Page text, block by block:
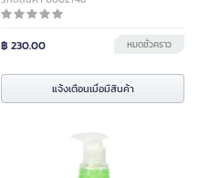
฿ 230.00 หมดชั่วคราว
แจ้งเตือนเมื่อมีสินค้า